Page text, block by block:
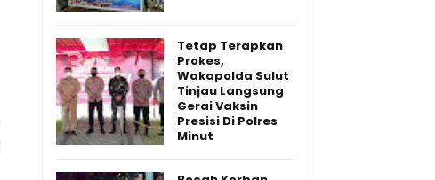
Tetap Terapkan
Prokes,
Wakapolda Sulut
Tinjau Langsung
Gerai Vaksin
Presisi Di Polres
Minut